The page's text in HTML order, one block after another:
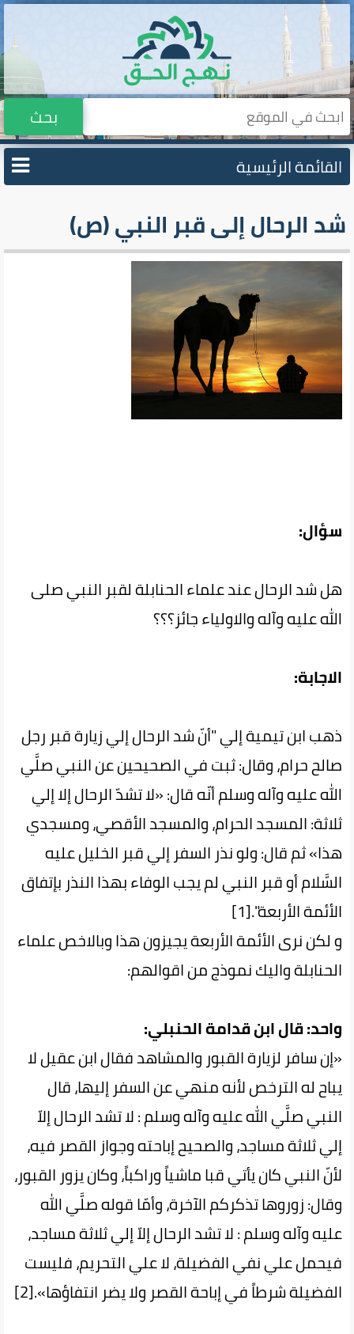
بحث
القائمة الرئيسية
شد الرحال إلى قبر النبي (ص)
سؤال:
هل شد الرحال عند علماء الحنابلة لقبر النبي صلى
الله عليه وآله والاولياء جائز؟؟؟
الاجابة:
ذهب ابن تيمية إلي "أنّ شد الرحال إلي زيارة قبر رجل
صالح حرام، وقال: ثبت في الصحيحين عن النبي صلَّي
الله عليه وآله وسلم أنّه قال: «لا تشدّ الرحال إلا إلي
ثلاثة: المسجد الحرام، والمسجد الأقصي، ومسجدي
هذا» ثم قال: ولو نذر السفر إلي قبر الخليل عليه
السَّلام أو قبر النبي لم يجب الوفاء بهذا النذر بإتفاق
الأئمة الأربعة".[1]
و لكن نرى الأئمة الأربعة يجيزون هذا وبالاخص علماء
الحنابلة واليك نموذج من اقوالهم:
واحد: قال ابن قدامة الحنبلي:
«إن سافر لزيارة القبور والمشاهد فقال ابن عقيل لا
يباح له الترخص لأنه منهي عن السفر إليها، قال
النبي صلَّي الله عليه وآله وسلم : لا تشد الرحال إلاّ
إلي ثلاثة مساجد، والصحيح إباحته وجواز القصر فيه،
لأنّ النبي كان يأتي قبا ماشياً وراكباً، وكان يزور القبور،
وقال: زوروها تذكركم الآخرة، وأمّا قوله صلَّي الله
عليه وآله وسلم : لا تشد الرحال إلاّ إلي ثلاثة مساجد،
فيحمل علي نفي الفضيلة، لا علي التحريم، فليست
الفضيلة شرطاً في إباحة القصر ولا يضر انتفاؤها».[2]